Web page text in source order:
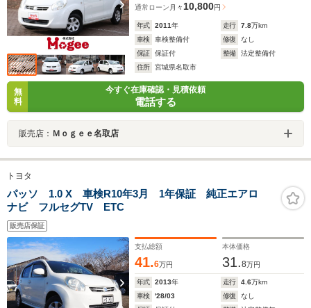
通常ローン 月々10,800円
年式 2011年 走行 7.8万km
車検
車検整備付 修復
なし
保証
保証付 整備
法定整備付
住所
宮城県名取市
無
料
今すぐ在庫確認・見積依頼
電話する
販売店： Ｍｏｇｅｅ名取店
トヨタ
パッソ 1.0 X 車検R10年3月 1年保証 純正エアロ
ナビ フルセグTV ETC
販売店保証
支払総額
41.6万円
本体価格
31.8万円
年式 2013年 走行 4.6万km
車検
'28/03 修復
なし